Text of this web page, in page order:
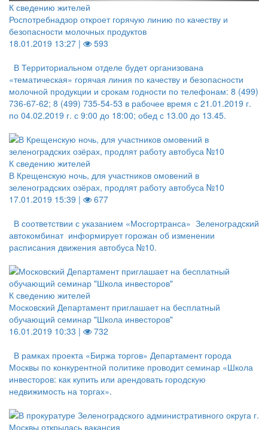
К сведению жителей
Роспотребнадзор откроет горячую линию по качеству и
безопасности молочных продуктов
18.01.2019 13:27 |
593
В Территориальном отделе будет организована
«тематическая» горячая линия по качеству и безопасности
молочной продукции и срокам годности по телефонам: 8 (499)
736-67-62; 8 (499) 735-54-53 в рабочее время с 21.01.2019 г.
по 04.02.2019 г. с 9:00 до 18:00; обед с 13.00 до 13.45.
К сведению жителей
В Крещенскую ночь, для участников омовений в
зеленоградских озёрах, продлят работу автобуса №10
17.01.2019 15:39 |
677
В соответствии с указанием «Мосгортранса» Зеленоградский
автокомбинат информирует горожан об изменении
расписания движения автобуса №10.
К сведению жителей
Московский Департамент приглашает на бесплатный
обучающий семинар "Школа инвесторов"
16.01.2019 10:33 |
732
В рамках проекта «Биржа торгов» Департамент города
Москвы по конкурентной политике проводит семинар «Школа
инвесторов: как купить или арендовать городскую
недвижимость на торгах».